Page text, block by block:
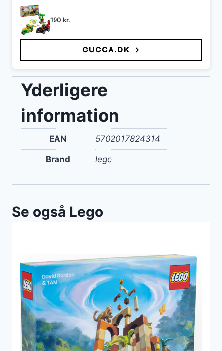
190 kr.
GUCCA.DK →
Yderligere
information
EAN 5702017824314
Brand lego
Se også Lego